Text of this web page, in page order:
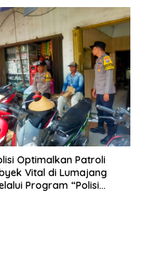
Optimalkan Patroli
Vital di Lumajang
Program “Polisi